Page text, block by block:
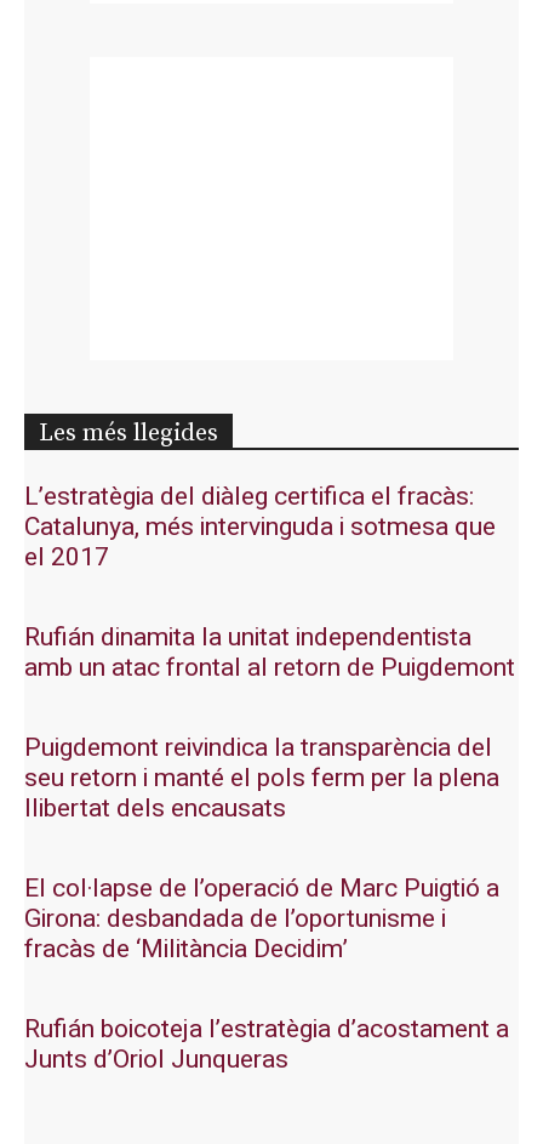
Les més llegides
L’estratègia del diàleg certifica el fracàs:
Catalunya, més intervinguda i sotmesa que
el 2017
Rufián dinamita la unitat independentista
amb un atac frontal al retorn de Puigdemont
Puigdemont reivindica la transparència del
seu retorn i manté el pols ferm per la plena
llibertat dels encausats
El col·lapse de l’operació de Marc Puigtió a
Girona: desbandada de l’oportunisme i
fracàs de ‘Militància Decidim’
Rufián boicoteja l’estratègia d’acostament a
Junts d’Oriol Junqueras